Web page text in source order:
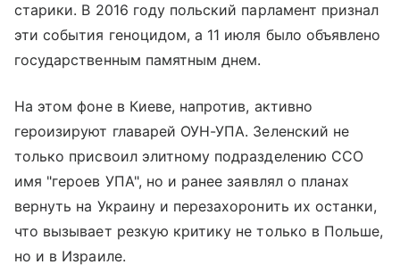
старики. В 2016 году польский парламент признал
эти события геноцидом, а 11 июля было объявлено
государственным памятным днем.
На этом фоне в Киеве, напротив, активно
героизируют главарей ОУН-УПА. Зеленский не
только присвоил элитному подразделению ССО
имя "героев УПА", но и ранее заявлял о планах
вернуть на Украину и перезахоронить их останки,
что вызывает резкую критику не только в Польше,
но и в Израиле.